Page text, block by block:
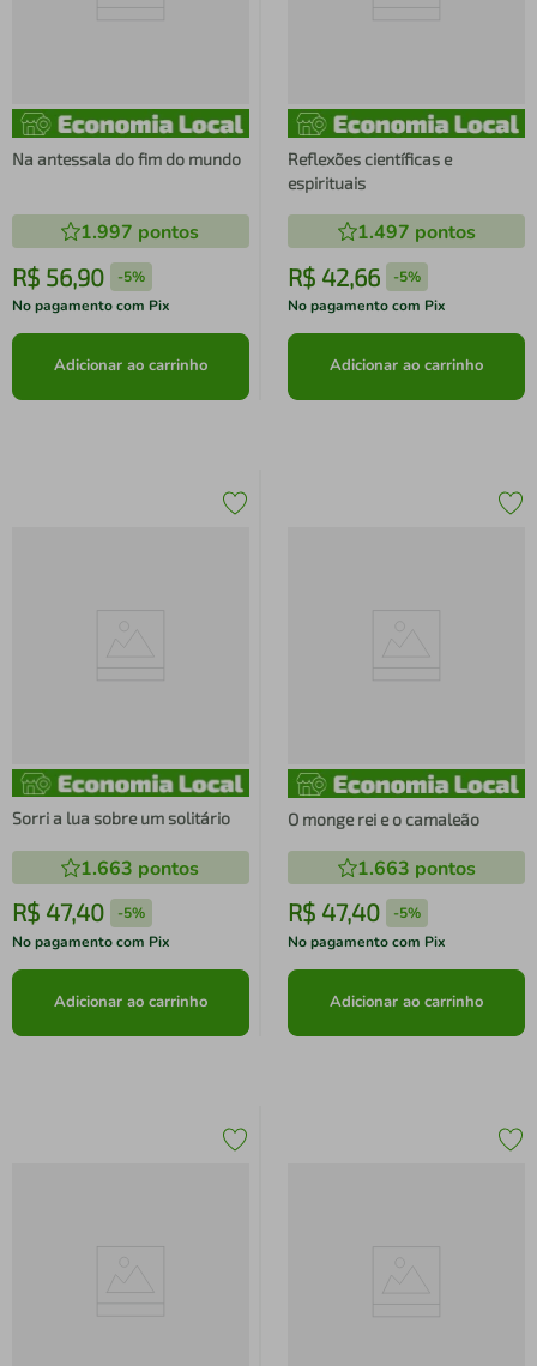
Na antessala do fim do mundo
1.997 pontos
R$ 56,90 -5%
No pagamento com Pix
Adicionar ao carrinho
Reflexões científicas e
espirituais
1.497 pontos
R$ 42,66 -5%
No pagamento com Pix
Adicionar ao carrinho
Sorri a lua sobre um solitário
1.663 pontos
R$ 47,40 -5%
No pagamento com Pix
Adicionar ao carrinho
O monge rei e o camaleão
1.663 pontos
R$ 47,40 -5%
No pagamento com Pix
Adicionar ao carrinho